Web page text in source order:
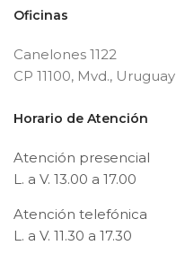
Oficinas
Canelones 1122
CP 11100, Mvd., Uruguay
Horario de Atención
Atención presencial
L. a V. 13.00 a 17.00
Atención telefónica
L. a V. 11.30 a 17.30